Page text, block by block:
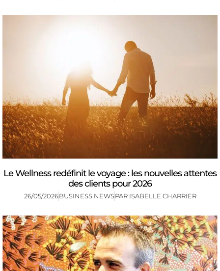
Le Wellness redéfinit le voyage : les nouvelles attentes
des clients pour 2026
26/05/2026BUSINESS NEWSPAR ISABELLE CHARRIER